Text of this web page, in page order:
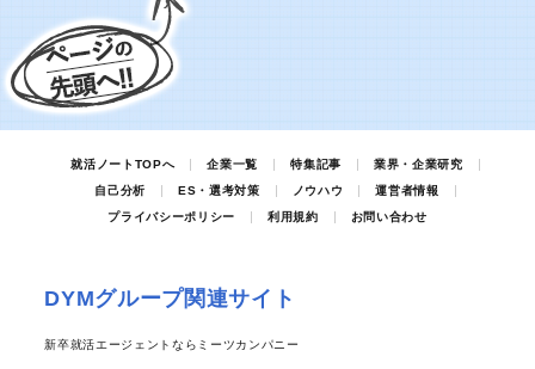
就活ノートTOPへ 企業一覧 特集記事
業界・企業研究
自己分析
ES・選考対策 ノウハウ
運営者情報
プライバシーポリシー
利用規約 お問い合わせ
DYMグループ関連サイト
新卒就活エージェントならミーツカンパニー